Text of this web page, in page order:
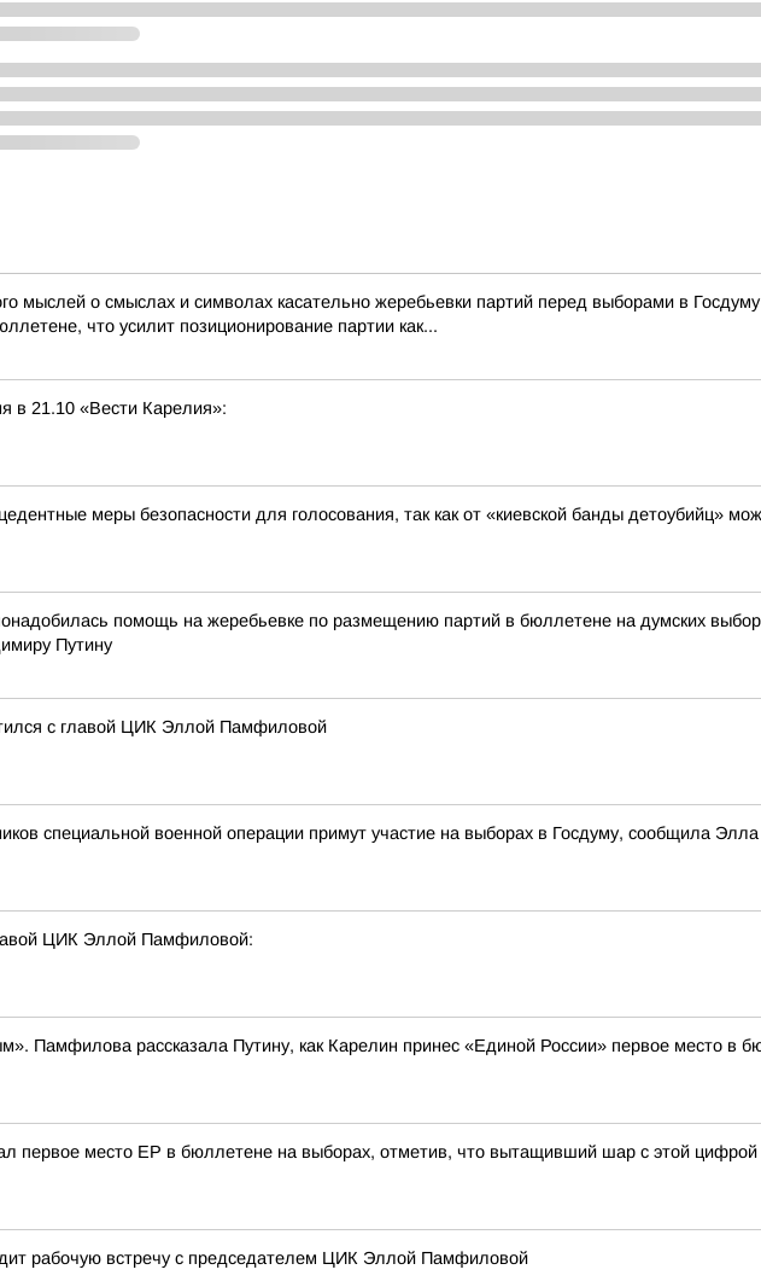
мыслей о смыслах и символах касательно жеребьевки партий перед выборами в
что усилит позиционирование партии как...
в 21.10 «Вести Карелия»:
меры безопасности для голосования, так как от «киевской банды детоубийц»
помощь на жеребьевке по размещению партий в бюллетене на думских
Путину
с главой ЦИК Эллой Памфиловой
специальной военной операции примут участие на выборах в Госдуму, сообщила
ЦИК Эллой Памфиловой:
Памфилова рассказала Путину, как Карелин принес «Единой России» первое место в
первое место ЕР в бюллетене на выборах, отметив, что вытащивший шар с этой
рабочую встречу с председателем ЦИК Эллой Памфиловой